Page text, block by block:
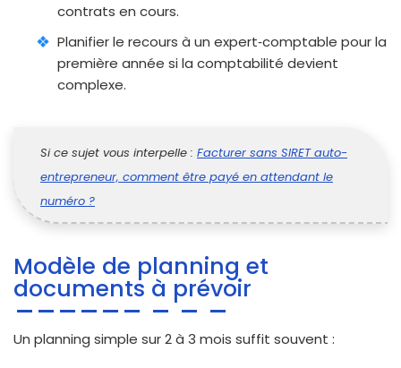
contrats en cours.
Planifier le recours à un expert‑comptable pour la
première année si la comptabilité devient
complexe.
Si ce sujet vous interpelle : Facturer sans SIRET auto-
entrepreneur, comment être payé en attendant le
numéro ?
Modèle de planning et
documents à prévoir
Un planning simple sur 2 à 3 mois suffit souvent :